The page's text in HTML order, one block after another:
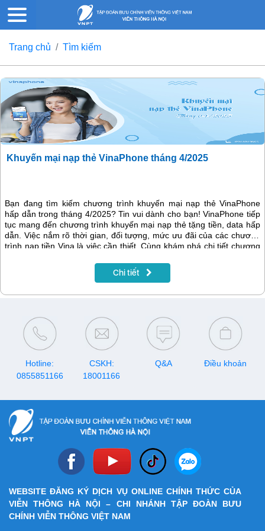
Trang chủ Tìm kiếm
Khuyến mại nạp thẻ VinaPhone tháng 4/2025
Bạn đang tìm kiếm chương trình khuyến mại nạp thẻ VinaPhone
hấp dẫn trong tháng 4/2025? Tin vui dành cho bạn! VinaPhone tiếp
tục mang đến chương trình khuyến mại nạp thẻ tặng tiền, data hấp
dẫn. Việc nắm rõ thời gian, đối tượng, mức ưu đãi của các chương
trình nạp tiền Vina là việc cần thiết. Cùng khám phá chi tiết chương
Chi tiết
Hotline:
0855851166
CSKH:
18001166
Q&A Điều khoản
WEBSITE ĐĂNG KÝ DỊCH VỤ ONLINE CHÍNH THỨC CỦA
VIỄN THÔNG HÀ NỘI – CHI NHÁNH TẬP ĐOÀN BƯU
CHÍNH VIỄN THÔNG VIỆT NAM